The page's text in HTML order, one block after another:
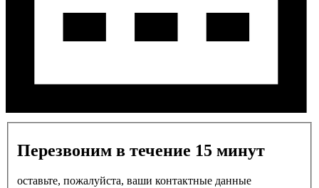
Перезвоним в течение 15 минут
оставьте, пожалуйста, ваши контактные данные